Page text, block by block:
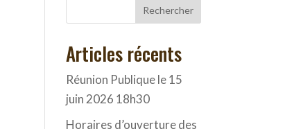
Rechercher
Articles récents
Réunion Publique le 15
juin 2026 18h30
Horaires d’ouverture des